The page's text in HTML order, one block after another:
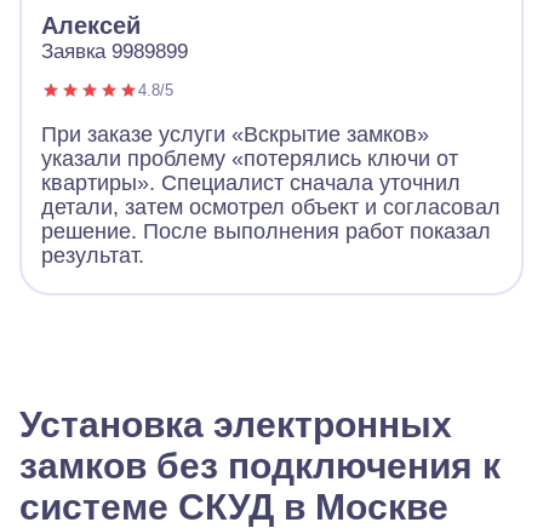
Алексей
Заявка 9989899
4.8/5
При заказе услуги «Вскрытие замков»
указали проблему «потерялись ключи от
квартиры». Специалист сначала уточнил
детали, затем осмотрел объект и согласовал
решение. После выполнения работ показал
результат.
Установка электронных
замков без подключения к
системе СКУД в Москве